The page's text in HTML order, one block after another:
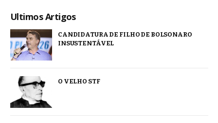
Ultimos Artigos
CANDIDATURA DE FILHO DE BOLSONARO
INSUSTENTÁVEL
O VELHO STF